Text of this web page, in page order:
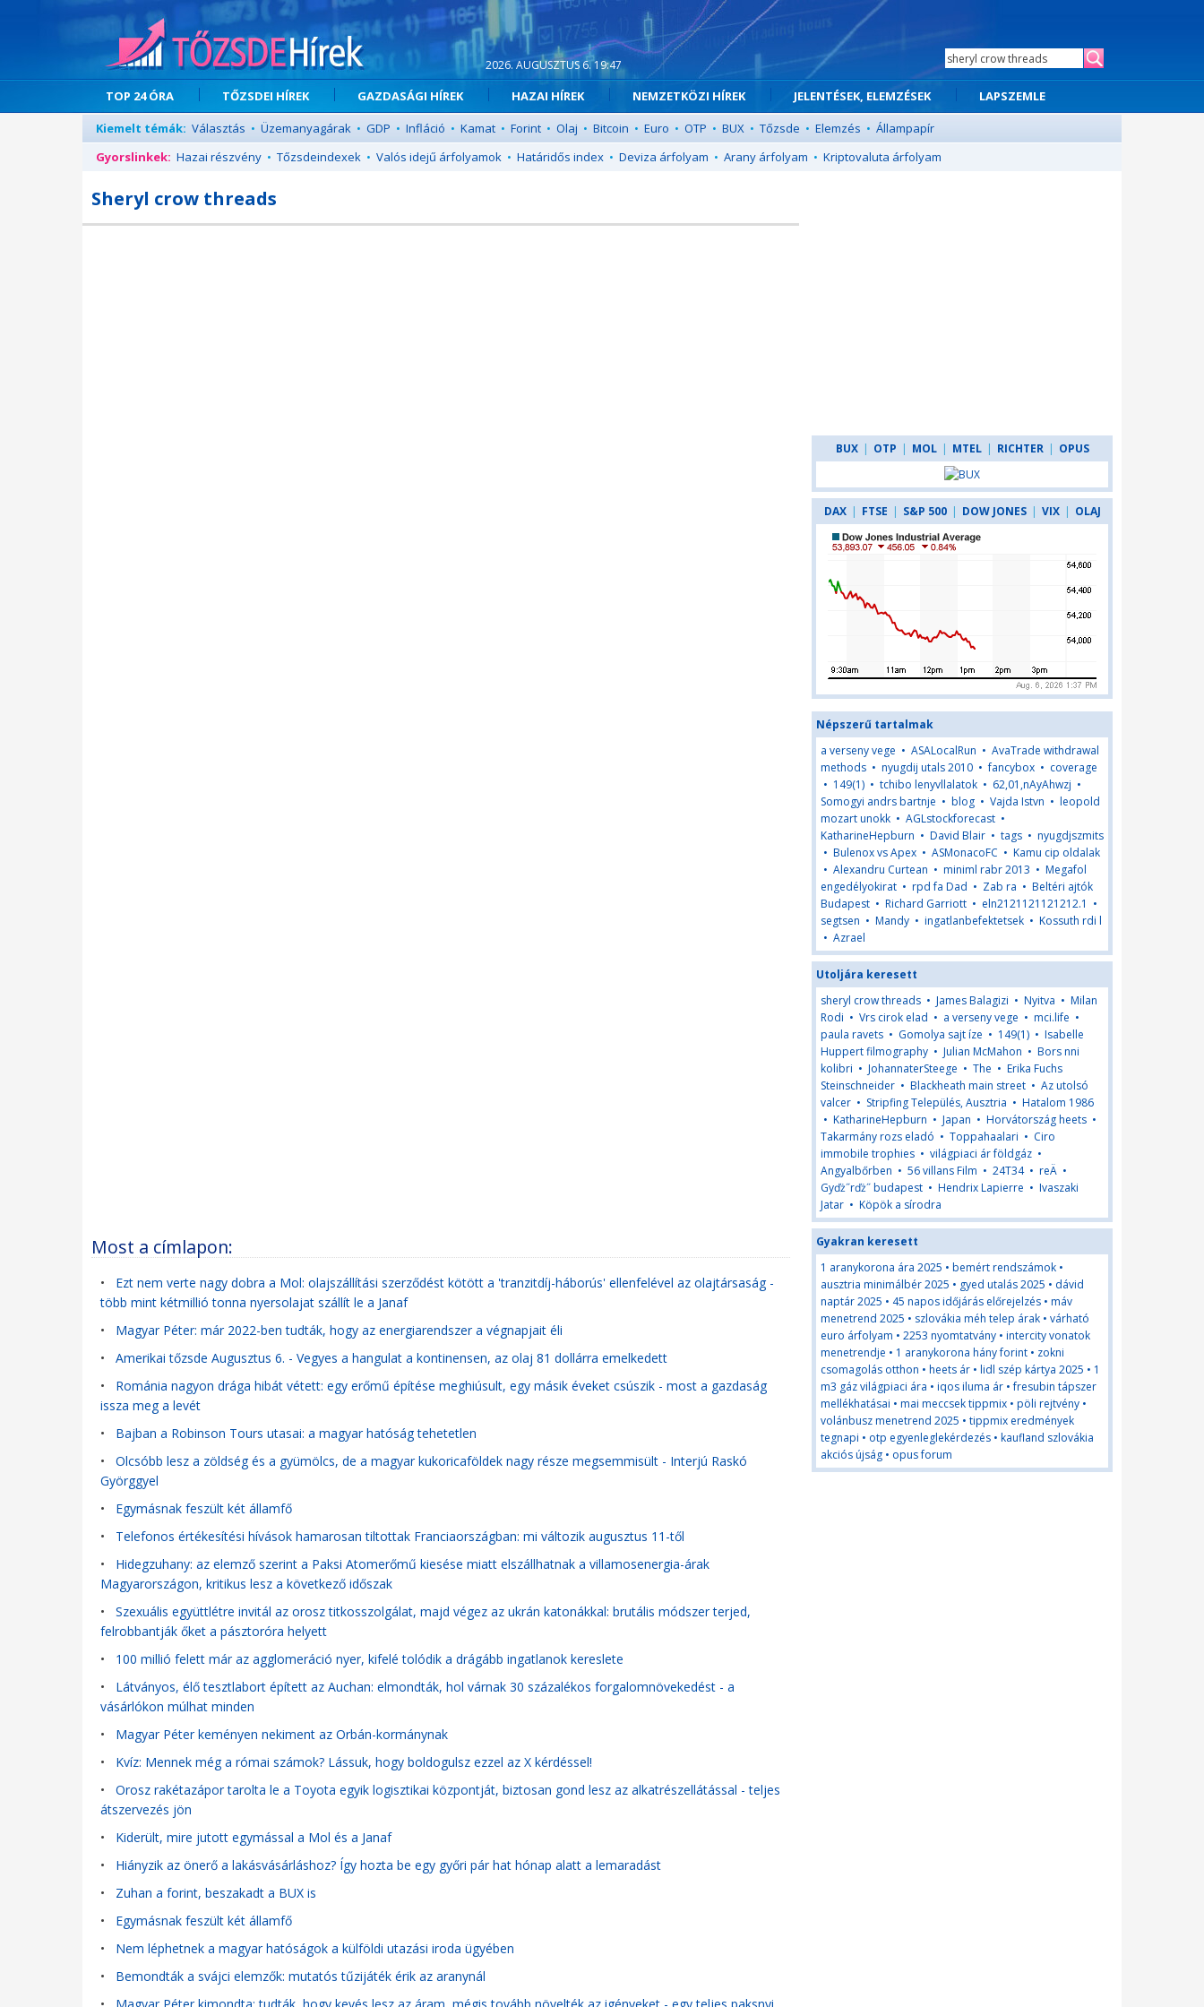
2026. AUGUSZTUS 6. 19:47
TOP 24 ÓRA TŐZSDEI HÍREK GAZDASÁGI HÍREK HAZAI HÍREK NEMZETKÖZI HÍREK JELENTÉSEK, ELEMZÉSEK
LAPSZEMLE
Kiemelt témák: Választás • Üzemanyagárak • GDP • Infláció • Kamat • Forint • Olaj • Bitcoin • Euro • OTP • BUX • Tőzsde • Elemzés • Állampapír
Gyorslinkek: Hazai részvény • Tőzsdeindexek • Valós idejű árfolyamok • Határidős index • Deviza árfolyam • Arany árfolyam • Kriptovaluta árfolyam
Sheryl crow threads
Most a címlapon:
• Ezt nem verte nagy dobra a Mol: olajszállítási szerződést kötött a 'tranzitdíj-háborús' ellenfelével az olajtársaság -
több mint kétmillió tonna nyersolajat szállít le a Janaf
• Magyar Péter: már 2022-ben tudták, hogy az energiarendszer a végnapjait éli
• Amerikai tőzsde Augusztus 6. - Vegyes a hangulat a kontinensen, az olaj 81 dollárra emelkedett
• Románia nagyon drága hibát vétett: egy erőmű építése meghiúsult, egy másik éveket csúszik - most a gazdaság
issza meg a levét
• Bajban a Robinson Tours utasai: a magyar hatóság tehetetlen
• Olcsóbb lesz a zöldség és a gyümölcs, de a magyar kukoricaföldek nagy része megsemmisült - Interjú Raskó
Györggyel
• Egymásnak feszült két államfő
• Telefonos értékesítési hívások hamarosan tiltottak Franciaországban: mi változik augusztus 11-től
• Hidegzuhany: az elemző szerint a Paksi Atomerőmű kiesése miatt elszállhatnak a villamosenergia-árak
Magyarországon, kritikus lesz a következő időszak
• Szexuális együttlétre invitál az orosz titkosszolgálat, majd végez az ukrán katonákkal: brutális módszer terjed,
felrobbantják őket a pásztoróra helyett
• 100 millió felett már az agglomeráció nyer, kifelé tolódik a drágább ingatlanok kereslete
• Látványos, élő tesztlabort épített az Auchan: elmondták, hol várnak 30 százalékos forgalomnövekedést - a
vásárlókon múlhat minden
• Magyar Péter keményen nekiment az Orbán-kormánynak
• Kvíz: Mennek még a római számok? Lássuk, hogy boldogulsz ezzel az X kérdéssel!
• Orosz rakétazápor tarolta le a Toyota egyik logisztikai központját, biztosan gond lesz az alkatrészellátással - teljes
átszervezés jön
• Kiderült, mire jutott egymással a Mol és a Janaf
• Hiányzik az önerő a lakásvásárláshoz? Így hozta be egy győri pár hat hónap alatt a lemaradást
• Zuhan a forint, beszakadt a BUX is
• Egymásnak feszült két államfő
• Nem léphetnek a magyar hatóságok a külföldi utazási iroda ügyében
• Bemondták a svájci elemzők: mutatós tűzijáték érik az aranynál
•
BUX | OTP | MOL | MTEL | RICHTER | OPUS
DAX | FTSE | S&P 500 | DOW JONES | VIX | OLAJ
Népszerű tartalmak
a verseny vege • ASALocalRun • AvaTrade withdrawal
methods • nyugdij utals 2010 •fancybox • coverage
• 149(1) • tchibo lenyvllalatok • 62,01,nAyAhwzj •
Somogyi andrs bartnje • blog • Vajda Istvn • leopold
mozart unokk • AGLstockforecast •
KatharineHepburn • David Blair • tags • nyugdjszmits
• Bulenox vs Apex • ASMonacoFC • Kamu cip oldalak
• Alexandru Curtean • miniml rabr 2013 • Megafol
engedélyokirat • rpd fa Dad • Zab ra • Beltéri ajtók
Budapest • Richard Garriott • eln2121121121212.1 •
segtsen • Mandy • ingatlanbefektetsek • Kossuth rdi l
• Azrael
Utoljára keresett
sheryl crow threads • James Balagizi • Nyitva • Milan
Rodi • Vrs cirok elad • a verseny vege • mci.life •
paula ravets • Gomolya sajt íze • 149(1) • Isabelle
Huppert filmography • Julian McMahon • Bors nni
kolibri • JohannaterSteege • The • Erika Fuchs
Steinschneider • Blackheath main street • Az utolsó
valcer • Stripfing Település, Ausztria • Hatalom 1986
• KatharineHepburn • Japan • Horvátország heets •
Takarmány rozs eladó • Toppahaalari • Ciro
immobile trophies • világpiaci ár földgáz •
Angyalbőrben • 56 villans Film • 24T34• reÄ •
Gyďż˝rďż˝ budapest • Hendrix Lapierre • Ivaszaki
Jatar • Köpök a sírodra
Gyakran keresett
1 aranykorona ára 2025 • bemért rendszámok •
ausztria minimálbér 2025 • gyed utalás 2025 • dávid
naptár 2025 • 45 napos időjárás előrejelzés • máv
menetrend 2025 • szlovákia méh telep árak • várható
euro árfolyam • 2253 nyomtatvány • intercity vonatok
menetrendje • 1 aranykorona hány forint • zokni
csomagolás otthon • heets ár • lidl szép kártya 2025 • 1
m3 gáz világpiaci ára • iqos iluma ár •fresubin tápszer
mellékhatásai • mai meccsek tippmix • pöli rejtvény •
volánbusz menetrend 2025 • tippmix eredmények
tegnapi • otp egyenleglekérdezés • kaufland szlovákia
akciós újság • opus forum